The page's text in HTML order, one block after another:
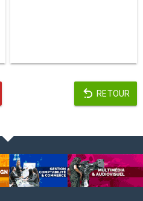
RETOUR